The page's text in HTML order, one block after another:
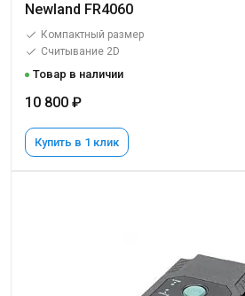
Newland FR4060
Компактный размер
Считывание 2D
Товар в наличии
10 800 ₽
Купить в 1 клик